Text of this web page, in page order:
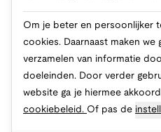
Om je beter en persoonlijker
cookies. Daarnaast maken
verzamelen van informatie
doeleinden. Door verder
website ga je hiermee
cookiebeleid. Of pas de